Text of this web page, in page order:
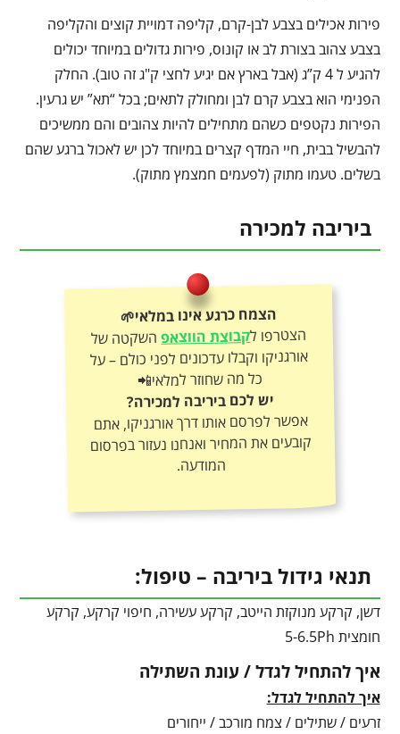
פירות אכילים בצבע לבן-קרם, קליפה דמויית קוצים והקליפה
בצבע צהוב בצורת לב או קונוס, פירות גדולים במיוחד יכולים
להגיע ל 4 ק”ג (אבל בארץ אם יגיע לחצי ק"ג זה טוב). החלק
הפנימי הוא בצבע קרם לבן ומחולק לתאים; בכל “תא” יש גרעין.
הפירות נקטפים כשהם מתחילים להיות צהובים והם ממשיכים
להבשיל בבית, חיי המדף קצרים במיוחד לכן יש לאכול ברגע שהם
בשלים. טעמו מתוק (לפעמים חמצמץ מתוק).
ביריבה למכירה
הצמח כרגע אינו במלאי🌱
הצטרפו לקבוצת הווצאפהשקטה של
אורגניקו וקבלו עדכונים לפני כולם – על
כל מה שחוזר למלאי📲
יש לכם ביריבה למכירה?
אפשר לפרסם אותו דרך אורגניקו, אתם
קובעים את המחיר ואנחנו נעזור בפרסום
המודעה.
תנאי גידול ביריבה – טיפול:
דשן, קרקע מנוקזת הייטב, קרקע עשירה, חיפוי קרקע, קרקע
חומצית 5-6.5Ph
איך להתחיל לגדל / עונת השתילה
איך להתחיל לגדל:
זרעים / שתילים / צמח מורכב / ייחורים